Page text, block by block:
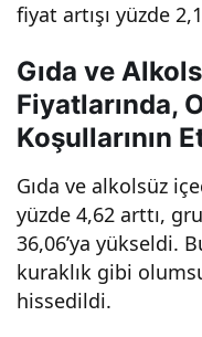
fiyat artışı yüzde
Gıda ve
Fiyatlarında,
Koşullarının
Gıda ve alkolsüz
yüzde 4,62 arttı,
36,06’ya yükseldi.
kuraklık gibi
hissedildi.